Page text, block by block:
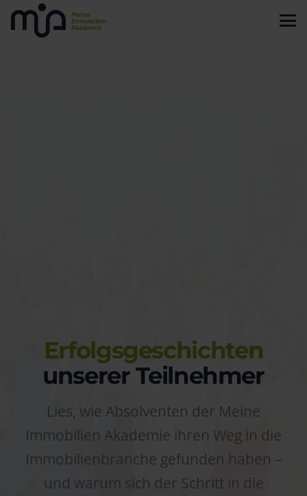
Erfolgsgeschichten
unserer Teilnehmer
Lies, wie Absolventen der Meine
Immobilien Akademie ihren Weg in die
Immobilienbranche gefunden haben –
und warum sich der Schritt in die